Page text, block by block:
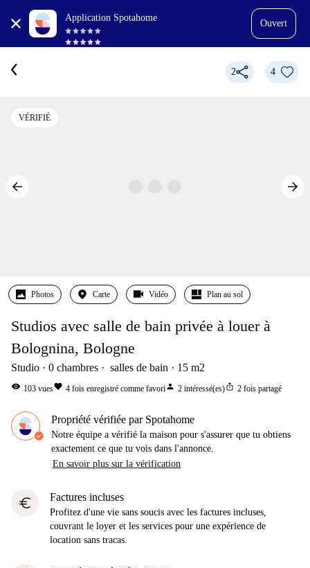
Application Spotahome
Ouvert
2 4
VÉRIFIÉ
Photos Carte Vidéo Plan au sol
Studios avec salle de bain privée à louer à
Bolognina, Bologne
Studio 0 chambres salles de bain 15 m2
visibility 103 vuesfavorite 4 fois enregistré comme favoriperson 2 intéressé(es)ios_share 2 fois partagé
Propriété vérifiée par Spotahome
Notre équipe a vérifié la maison pour s'assurer que tu obtiens
exactement ce que tu vois dans l'annonce.
En savoir plus sur la vérification
euro Factures incluses
Profitez d'une vie sans soucis avec les factures incluses,
couvrant le loyer et les services pour une expérience de
location sans tracas.